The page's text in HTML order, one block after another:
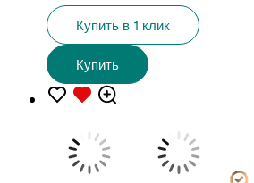
Купить в 1 клик
Купить